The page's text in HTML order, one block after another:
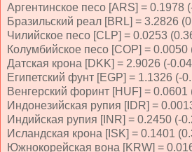
Аргентинское песо [ARS] = 0.1978
Бразильский реал [BRL] = 3.2826
Чилийское песо [CLP] = 0.0253
Колумбийское песо [COP] = 0.0050
Датская крона [DKK] = 2.9026 (-
Египетский фунт [EGP] = 1.1326 (-
Венгерский форинт [HUF] = 0.0601
Индонезийская рупия [IDR] =
Индийская рупия [INR] = 0.2450 (-
Исландская крона [ISK] = 0.1401
Южнокорейская вона [KRW] =